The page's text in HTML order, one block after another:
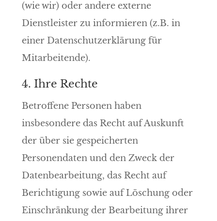
(wie wir) oder andere externe
Dienstleister zu informieren (z.B. in
einer Datenschutzerklärung für
Mitarbeitende).
4. Ihre Rechte
Betroffene Personen haben
insbesondere das Recht auf Auskunft
der über sie gespeicherten
Personendaten und den Zweck der
Datenbearbeitung, das Recht auf
Berichtigung sowie auf Löschung oder
Einschränkung der Bearbeitung ihrer